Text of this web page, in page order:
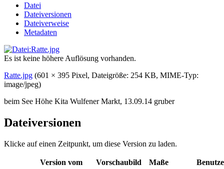
Datei
Dateiversionen
Dateiverweise
Metadaten
Es ist keine höhere Auflösung vorhanden.
Ratte.jpg (601 × 395 Pixel, Dateigröße: 254 KB, MIME-Typ:
image/jpeg)
beim See Höhe Kita Wulfener Markt, 13.09.14 gruber
Dateiversionen
Klicke auf einen Zeitpunkt, um diese Version zu laden.
Version vom Vorschaubild Maße